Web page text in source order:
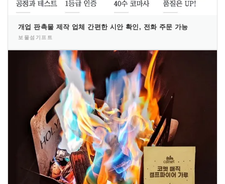
개업 판촉물 제작 업체 간편한 시안 확인, 전화 주문 가능
보물섬기프트